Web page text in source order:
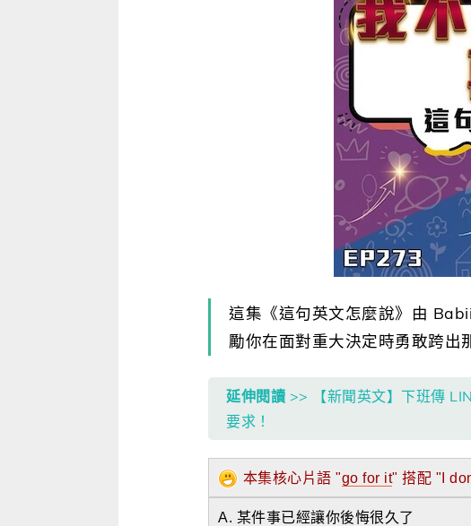
訂閱讀者回饋宣言
這集《這句英文怎麼說》由
勵你在面對重大決定時勇敢跨出
延伸閱讀 >> 【新聞英文】下班傳
要求！
本集核心片語 "go for it" 搭配 "I
A. 某件事已經讓你後悔很久了